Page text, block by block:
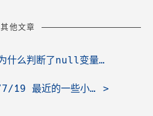
其他文章
解决Kotlin为什么判断了null变量依旧没有洗脱null的问题
【日常】2022/7/19 最近的一些小记录 >